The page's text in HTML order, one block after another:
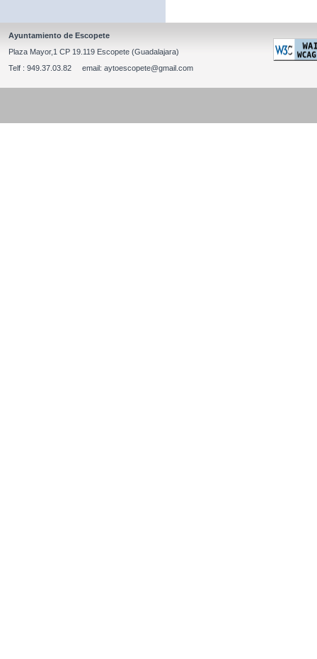
Ayuntamiento de Escopete
Plaza Mayor,1 CP 19.119 Escopete (Guadalajara)
Telf : 949.37.03.82 email: aytoescopete@gmail.com